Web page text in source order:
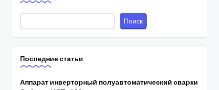
Поиск
Последние статьи
Аппарат инверторный полуавтоматический сварки